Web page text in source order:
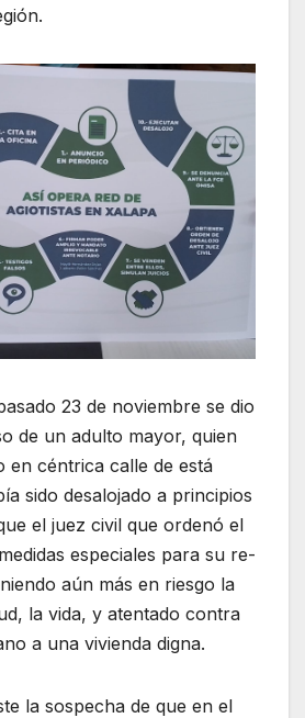
23 de noviembre se dio
de un adulto mayor, quien
en céntrica calle de está
sido desalojado a principios
el juez civil que ordenó el
especiales para su re-
aún más en riesgo la
la vida, y atentado contra
a una vivienda digna.
la sospecha de que en el